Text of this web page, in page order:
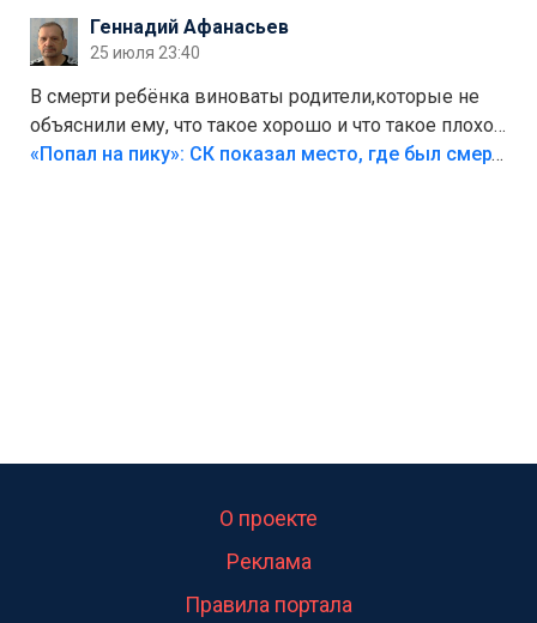
Геннадий Афанасьев
25 июля 23:40
В смерти ребёнка виноваты родители,которые не
объяснили ему, что такое хорошо и что такое плохо!
Лезть через такой забор,верх безумия,есть же
«Попал на пику»: СК показал место, где был смертельно травмирован ребенок в Тольятти
О проекте
Реклама
Правила портала